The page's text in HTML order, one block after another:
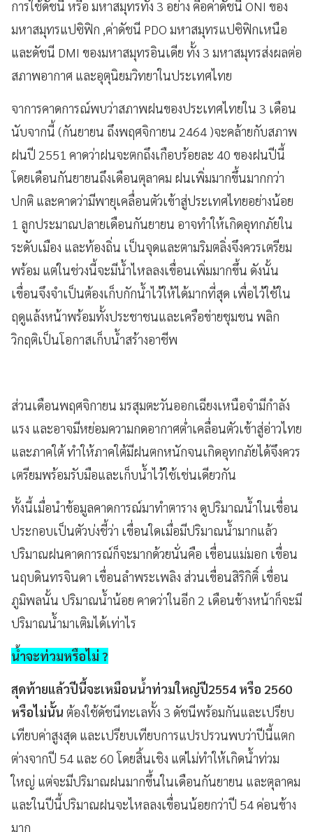
การใช้ดัชนี หรือ มหาสมุทรทั้ง 3 อย่าง คือค่าดัชนี ONI ของ
มหาสมุทรแปซิฟิก ,ค่าดัชนี PDO มหาสมุทรแปซิฟิกเหนือ
และดัชนี DMI ของมหาสมุทรอินเดีย ทั้ง 3 มหาสมุทรส่งผลต่อ
สภาพอากาศ และอุตุนิยมวิทยาในประเทศไทย
จาการคาดการณ์พบว่าสภาพฝนของประเทศไทยใน 3 เดือน
นับจากนี้ (กันยายน ถึงพฤศจิกายน 2464 )จะคล้ายกับสภาพ
ฝนปี 2551 คาดว่าฝนจะตกถึงเกือบร้อยละ 40 ของฝนปีนี้
โดยเดือนกันยายนถึงเดือนตุลาคม ฝนเพิ่มมากขึ้นมากกว่า
ปกติ และคาดว่ามีพายุเคลื่อนตัวเข้าสู่ประเทศไทยอย่างน้อย
1 ลูกประมาณปลายเดือนกันยายน อาจทำให้เกิดอุทกภัยใน
ระดับเมือง และท้องถิ่น เป็นจุดและตามริมตลิ่งจึงควรเตรียม
พร้อม แต่ในช่วงนี้จะมีน้ำไหลลงเขื่อนเพิ่มมากขึ้น ดังนั้น
เขื่อนจึงจำเป็นต้องเก็บกักน้ำไว้ให้ได้มากที่สุด เพื่อไว้ใช้ใน
ฤดูแล้งหน้าพร้อมทั้งประชาชนและเครือข่ายชุมชน พลิก
วิกฤติเป็นโอกาสเก็บน้ำสร้างอาชีพ
ส่วนเดือนพฤศจิกายน มรสุมตะวันออกเฉียงเหนือจำมีกำลัง
แรง และอาจมีหย่อมความกดอากาศต่ำเคลื่อนตัวเข้าสู่อ่าวไทย
และภาคใต้ ทำให้ภาคใต้มีฝนตกหนักจนเกิดอุทกภัยได้จึงควร
เตรียมพร้อมรับมือและเก็บน้ำไว้ใช้เช่นเดียวกัน
ทั้งนี้เมื่อนำข้อมูลคาดการณ์มาทำตาราง ดูปริมาณน้ำในเขื่อน
ประกอบเป็นตัวบ่งชี้ว่า เขื่อนใดเมื่อมีปริมาณน้ำมากแล้ว
ปริมาณฝนคาดการณ์ก็จะมากด้วยนั่นคือ เขื่อนแม่มอก เขื่อน
นฤบดินทรจินดา เขื่อนลำพระเพลิง ส่วนเขื่อนสิริกิติ์ เขื่อน
ภูมิพลนั้น ปริมาณน้ำน้อย คาดว่าในอีก 2 เดือนข้างหน้าก็จะมี
ปริมาณน้ำมาเติมได้เท่าไร
น้ำจะท่วมหรือไม่ ?
สุดท้ายแล้วปีนี้จะเหมือนน้ำท่วมใหญ่ปี2554 หรือ 2560
หรือไม่นั้น ต้องใช้ดัชนีทะเลทั้ง 3 ดัชนีพร้อมกันและเปรียบ
เทียบค่าสูงสุด และเปรียบเทียบการแปรปรวนพบว่าปีนี้แตก
ต่างจากปี 54 และ 60 โดยสิ้นเชิง แต่ไม่ทำให้เกิดน้ำท่วม
ใหญ่ แต่จะมีปริมาณฝนมากขึ้นในเดือนกันยายน และตุลาคม
และในปีนี้ปริมาณฝนจะไหลลงเขื่อนน้อยกว่าปี 54 ค่อนข้าง
มาก